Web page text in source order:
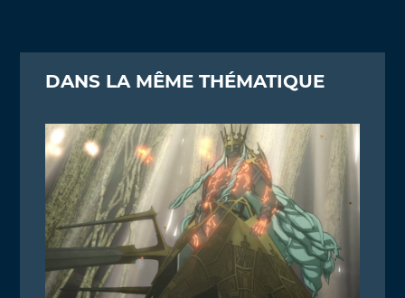
DANS LA MÊME THÉMATIQUE